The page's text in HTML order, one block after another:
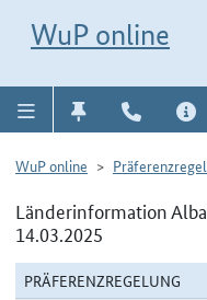
WuP online
WuP online
Länderinformation
14.03.2025
PRÄFERENZREGELUNG